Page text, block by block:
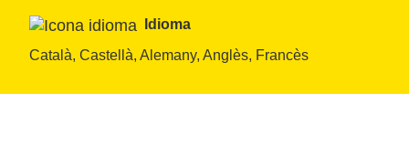
Idioma
Català, Castellà, Alemany, Anglès, Francès